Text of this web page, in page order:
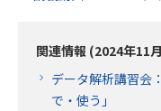
関連情報 (2024年11
データ解析講習会
で・使う」